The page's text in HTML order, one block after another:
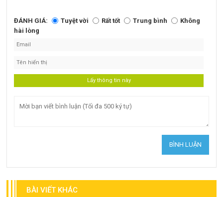
ĐÁNH GIÁ: Tuyệt vời Rất tốt Trung bình
Không
hài lòng
BÀI VIẾT KHÁC